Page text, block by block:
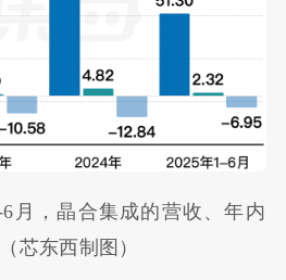
月，晶合集成的营收、年内
芯东西制图）